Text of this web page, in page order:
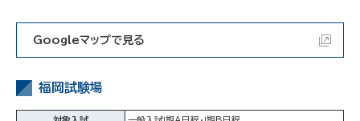
Googleマップで見る
福岡試験場